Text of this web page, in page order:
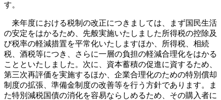
す。
来年度における税制の改正につきましては、まず国民生活
の安定をはかるため、先般実施いたしました所得税の控除及
び税率の軽減措置を平常化いたしますほか、所得税、相続
税、酒税等につき、さらに一層の負担の軽減合理化をはかる
ことといたしました。次に、資本蓄積の促進に資するため、
第三次再評価を実施するほか、企業合理化のための特別償却
制度の拡張、準備金制度の改善等を行う方針であります。ま
た特別減税国債の消化を容易ならしめるため、その購入者に